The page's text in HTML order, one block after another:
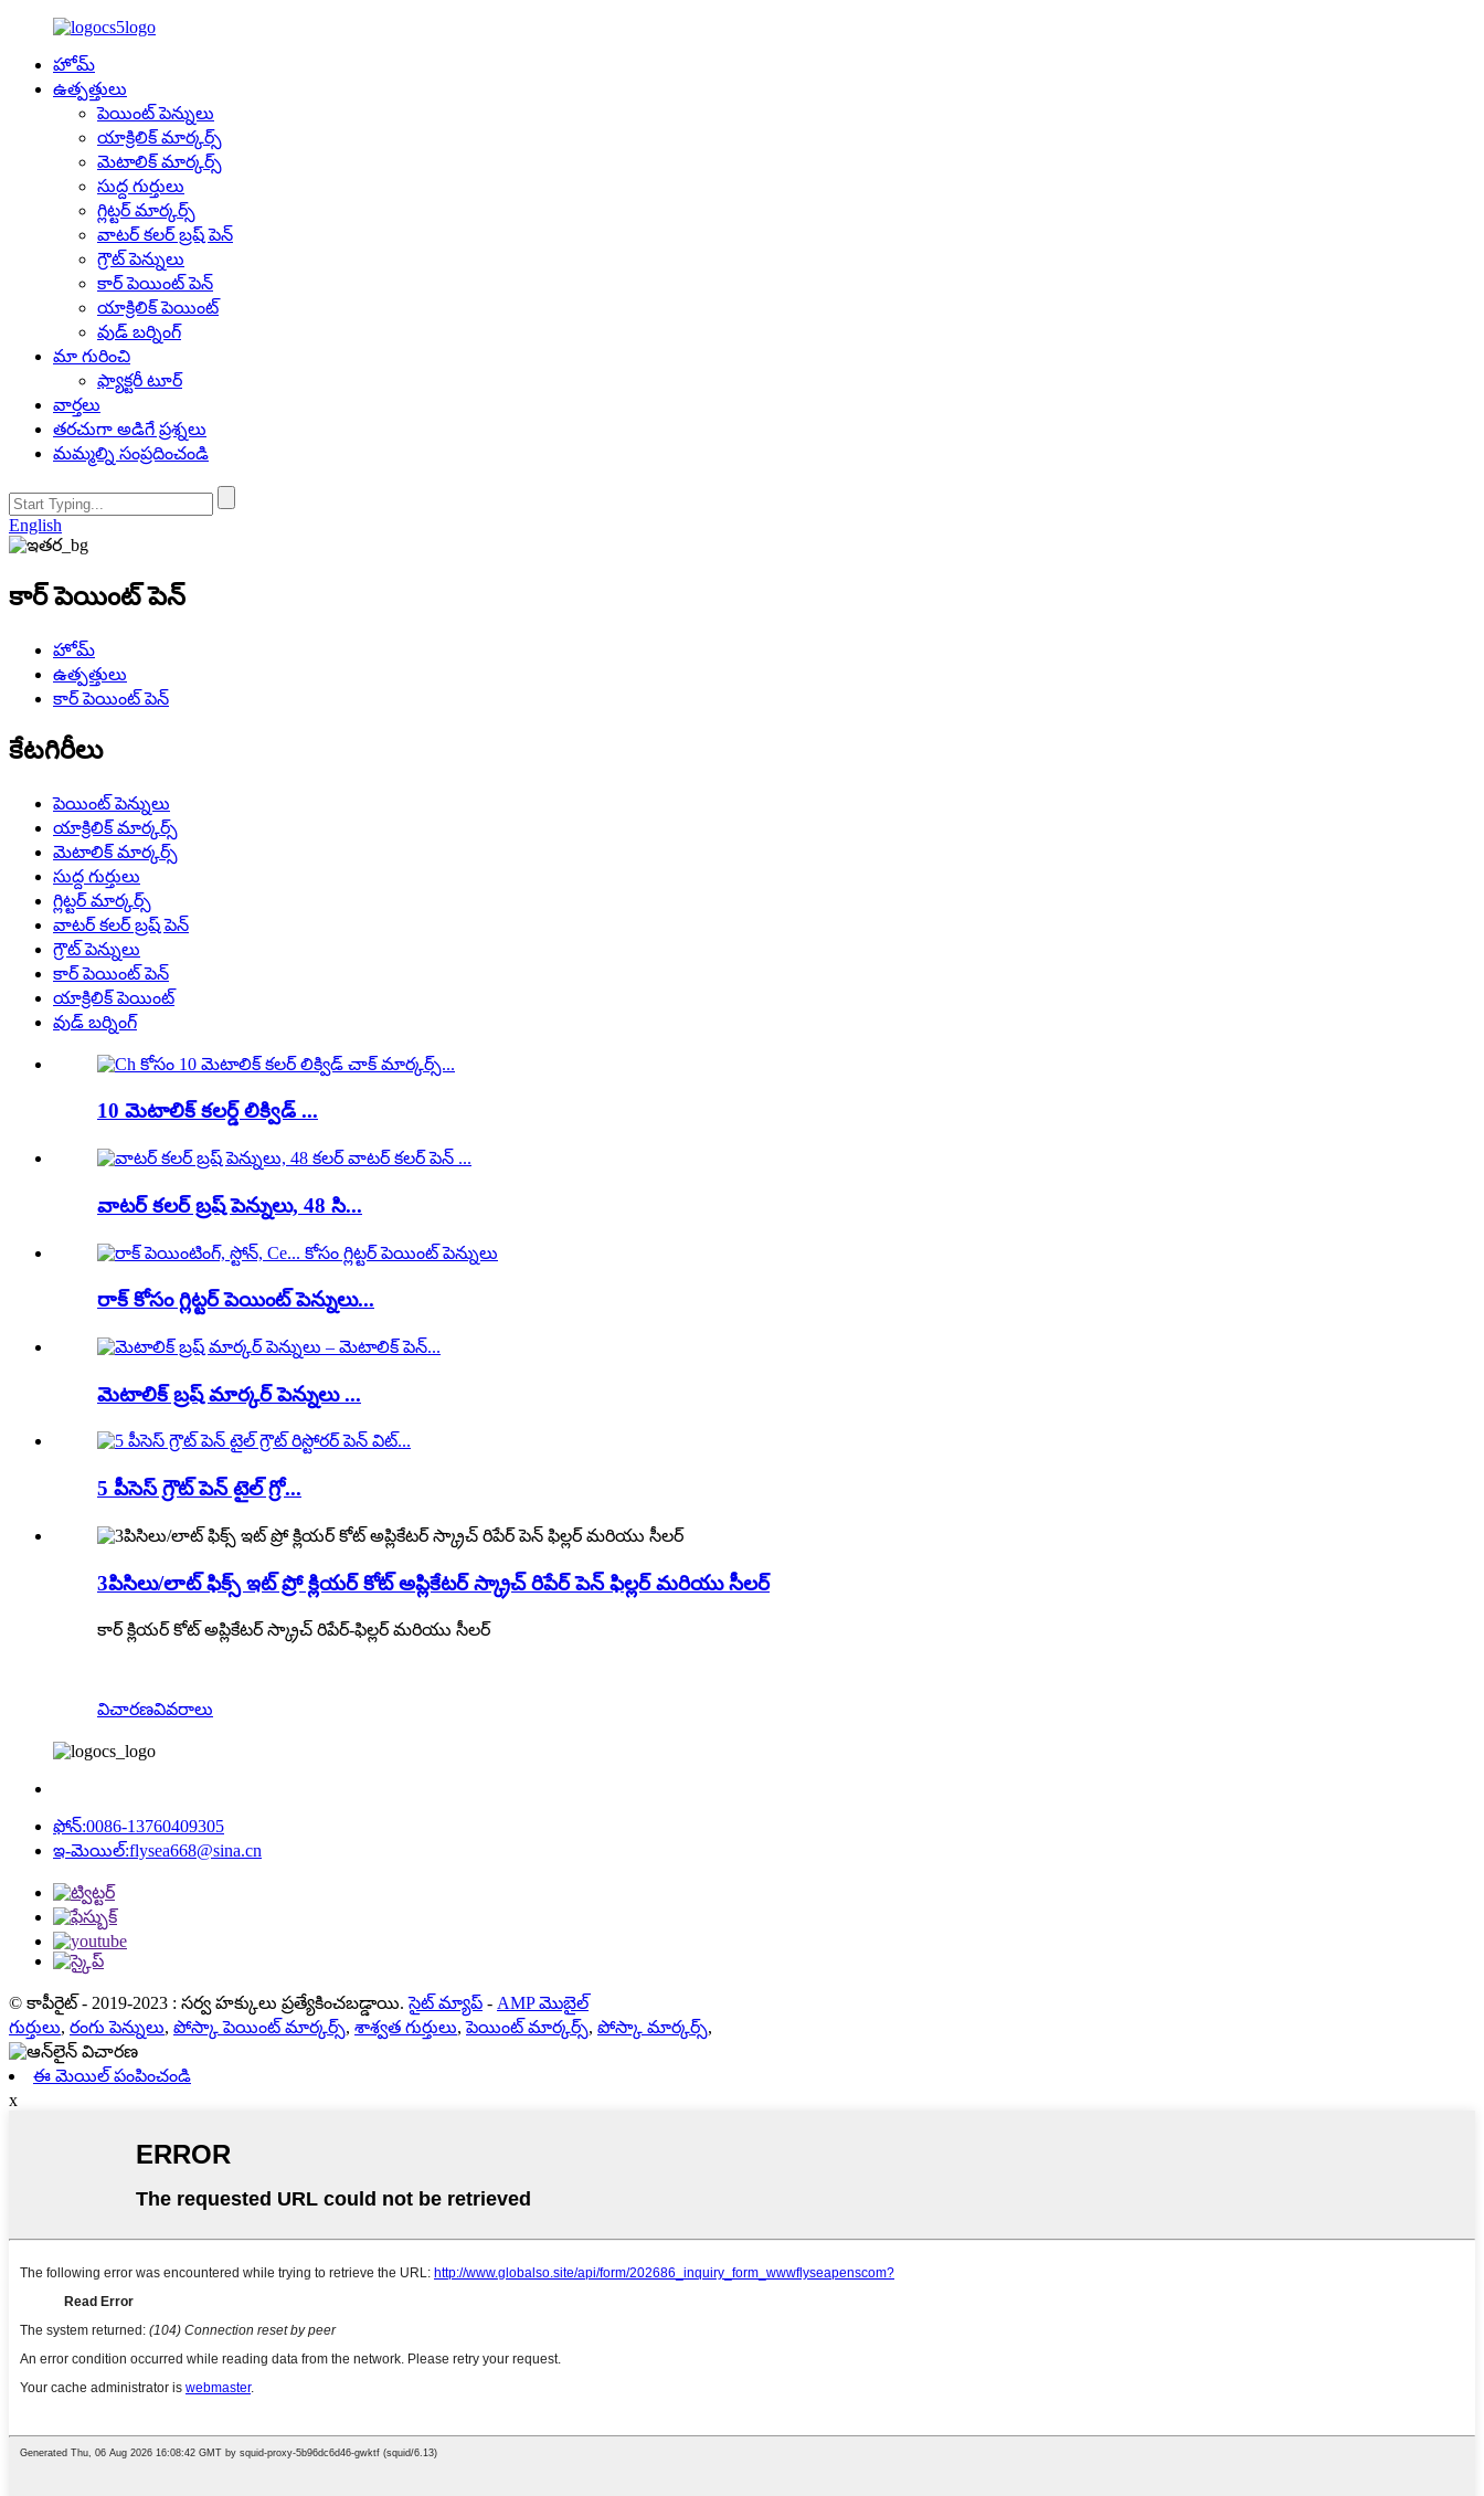
హోమ్
ఉత్పత్తులు
పెయింట్ పెన్నులు
యాక్రిలిక్ మార్కర్స్
మెటాలిక్ మార్కర్స్
సుద్ద గుర్తులు
గ్లిట్టర్ మార్కర్స్
వాటర్ కలర్ బ్రష్ పెన్
గ్రౌట్ పెన్నులు
కార్ పెయింట్ పెన్
యాక్రిలిక్ పెయింట్
వుడ్ బర్నింగ్
మా గురించి
ఫ్యాక్టరీ టూర్
వార్తలు
తరచుగా అడిగే ప్రశ్నలు
మమ్మల్ని సంప్రదించండి
English
కార్ పెయింట్ పెన్
హోమ్
ఉత్పత్తులు
కార్ పెయింట్ పెన్
కేటగిరీలు
పెయింట్ పెన్నులు
యాక్రిలిక్ మార్కర్స్
మెటాలిక్ మార్కర్స్
సుద్ద గుర్తులు
గ్లిట్టర్ మార్కర్స్
వాటర్ కలర్ బ్రష్ పెన్
గ్రౌట్ పెన్నులు
కార్ పెయింట్ పెన్
యాక్రిలిక్ పెయింట్
వుడ్ బర్నింగ్
10 మెటాలిక్ కలర్డ్ లిక్విడ్ ...
వాటర్ కలర్ బ్రష్ పెన్నులు, 48 సి...
రాక్ కోసం గ్లిట్టర్ పెయింట్ పెన్నులు...
మెటాలిక్ బ్రష్ మార్కర్ పెన్నులు ...
5 పీసెస్ గ్రౌట్ పెన్ టైల్ గ్రో...
3పిసిలు/లాట్ ఫిక్స్ ఇట్ ప్రో క్లియర్ కోట్ అప్లికేటర్ స్క్రాచ్ రిపేర్ పెన్ ఫిల్లర్ మరియు సీలర్
కార్ క్లియర్ కోట్ అప్లికేటర్ స్క్రాచ్ రిపేర్-ఫిల్లర్ మరియు సీలర్
విచారణవివరాలు
ఫోన్:0086-13760409305
ఇ-మెయిల్:flysea668@sina.cn
© కాపీరైట్ - 2019-2023 : సర్వ హక్కులు ప్రత్యేకించబడ్డాయి. సైట్ మ్యాప్ - AMP మొబైల్
గుర్తులు, రంగు పెన్నులు, పోస్కా పెయింట్ మార్కర్స్, శాశ్వత గుర్తులు,పెయింట్ మార్కర్స్, పోస్కా మార్కర్స్,
ఈ మెయిల్ పంపించండి
x